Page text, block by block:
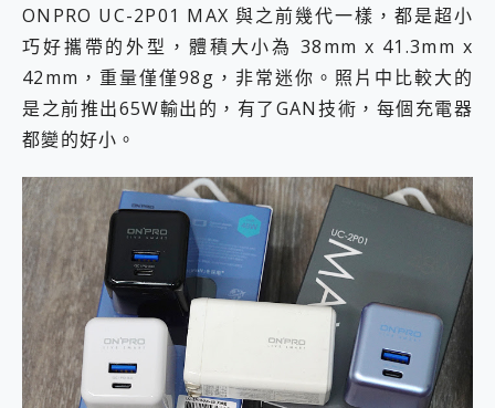
ONPRO UC-2P01 MAX 與之前幾代一樣，都是超小
巧好攜帶的外型，體積大小為 38mm x 41.3mm x
42mm，重量僅僅98g，非常迷你。照片中比較大的
是之前推出65W輸出的，有了GAN技術，每個充電器
都變的好小。